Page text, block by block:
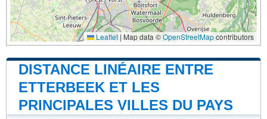
Leaflet |Map data ©OpenStreetMapcontributors
DISTANCE LINÉAIRE ENTRE
ETTERBEEK ET LES
PRINCIPALES VILLES DU PAYS